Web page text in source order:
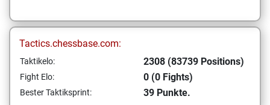
Tactics.chessbase.com:
Taktikelo: 2308 (83739 Positions)
Fight Elo: 0 (0 Fights)
Bester Taktiksprint: 39 Punkte.